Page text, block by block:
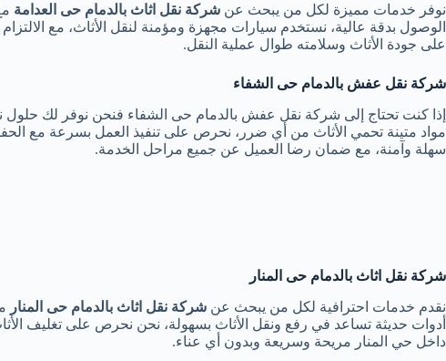
نوفر خدمات مميزة لكل من يبحث عن شركة نقل اثاث بالدمام حى العدامة
الوصول بدقة عالية، نستخدم سيارات مجهزة ومؤمنة لنقل الأثاث، مع
على جودة الأثاث وسلامته طوال عملية النقل.
شركة نقل عفش بالدمام حى الشفاء
إذا كنت تحتاج إلى شركة نقل عفش بالدمام حى الشفاء فنحن نوفر لك حلول
مواد متينة تحمي الأثاث من أي ضرر، نحرص على تنفيذ العمل بسرعة مع
سهلة وآمنة، مع ضمان رضا العميل عن جميع مراحل الخدمة.
شركة نقل اثاث بالدمام حى المنار
نقدم خدمات احترافية لكل من يبحث عن شركة نقل اثاث بالدمام حى المنار
أدوات حديثة تساعد في رفع ونقل الأثاث بسهولة، نحن نحرص على تغليف
داخل حي المنار مريحة وسريعة وبدون أي عناء.